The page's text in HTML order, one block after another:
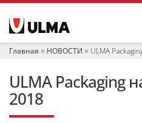
и Главная НОВОСТИ ULMA
ULMA Packaging
2018